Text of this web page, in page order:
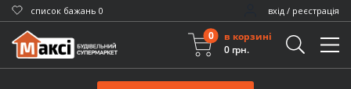
cписок бажань 0 вхід / реєстрація
0
в корзині
0 грн.